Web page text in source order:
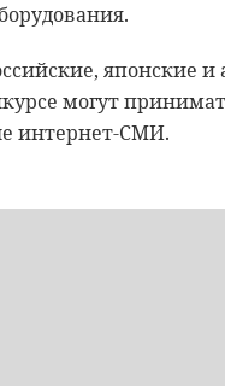
японские
могут
интернет-СМИ.